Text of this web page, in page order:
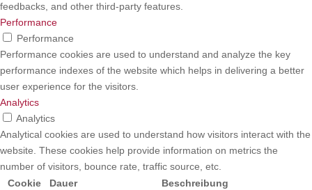
feedbacks, and other third-party features.
Performance
Performance
Performance cookies are used to understand and analyze the key
performance indexes of the website which helps in delivering a better
user experience for the visitors.
Analytics
Analytics
Analytical cookies are used to understand how visitors interact with the
website. These cookies help provide information on metrics the
number of visitors, bounce rate, traffic source, etc.
Cookie
Dauer Beschreibung